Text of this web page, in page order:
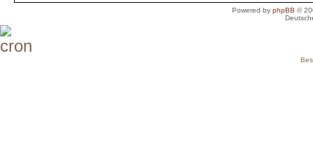
Powered byphpBB ©